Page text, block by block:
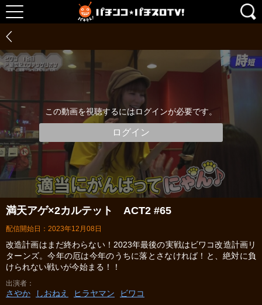
この動画を視聴するにはログインが必要です。
ログイン
満天アゲ×2カルテット ACT2 #65
配信開始日：2023年12月08日
改造計画はまだ終わらない！2023年最後の実戦はビワコ改造計画リ
ターンズ。今年の厄は今年のうちに落とさなければ！と、絶対に負
けられない戦いが今始まる！！
出演者
さやか しおねえ ヒラヤマン ビワコ